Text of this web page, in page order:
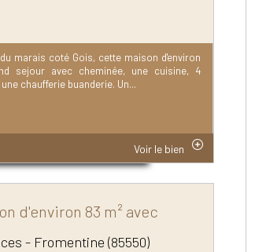
marais coté Gois, cette maison d'environ
sejour avec cheminée, une cuisine, 4
chaufferie buanderie. Un...
Voir le bien
d'environ 83 m² avec
- Fromentine (85550)